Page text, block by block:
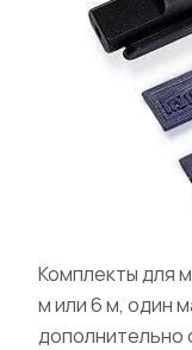
Комплекты для
м или 6 м, один
дополнительно